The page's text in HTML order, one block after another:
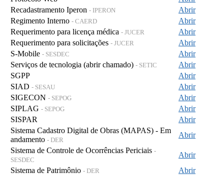
Recadastramento Iperon - IPERON
Abrir
Regimento Interno - CAERD
Abrir
Requerimento para licença médica - JUCER
Abrir
Requerimento para solicitações - JUCER
Abrir
S-Mobile - SESDEC
Abrir
Serviços de tecnologia (abrir chamado) - SETIC
Abrir
SGPP
Abrir
SIAD - SESAU
Abrir
SIGECON - SEPOG
Abrir
SIPLAG - SEPOG
Abrir
SISPAR
Abrir
Sistema Cadastro Digital de Obras (MAPAS) - Em
andamento - DER
Abrir
Sistema de Controle de Ocorrências Periciais -
SESDEC
Abrir
Sistema de Patrimônio - DER
Abrir